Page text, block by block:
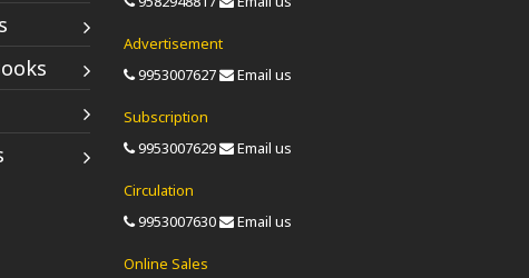
Advertisement
9953007627
Email us
Subscription
9953007629
Email us
Circulation
9953007630
Email us
Online Sales